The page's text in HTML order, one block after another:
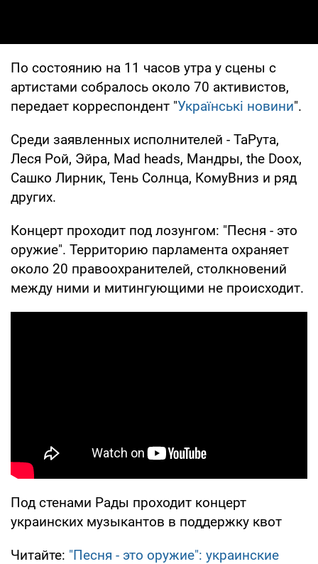
По состоянию на 11 часов утра у сцены с
артистами собралось около 70 активистов,
передает корреспондент "Українські новини".
Среди заявленных исполнителей - ТаРута,
Леся Рой, Эйра, Mad heads, Мандры, the Doox,
Сашко Лирник, Тень Солнца, КомуВниз и ряд
других.
Концерт проходит под лозунгом: "Песня - это
оружие". Территорию парламента охраняет
около 20 правоохранителей, столкновений
между ними и митингующими не происходит.
Под стенами Рады проходит концерт
украинских музыкантов в поддержку квот
Читайте: "Песня - это оружие": украинские